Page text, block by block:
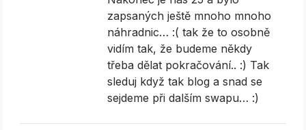
zapsaných ještě mnoho mnoho
náhradnic… :( tak že to osobně
vidím tak, že budeme někdy
třeba dělat pokračování.. :) Tak
sleduj když tak blog a snad se
sejdeme při dalším swapu… :)